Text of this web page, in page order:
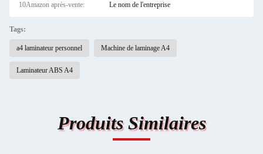
10Amazon après-vente: Le nom de l'entreprise
Tags:
a4 laminateur personnel Machine de laminage A4
Laminateur ABS A4
Produits Similaires